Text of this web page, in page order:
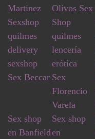
Martinez
Sexshop
Olivos Sex
Shop
quilmes
delivery
sexshop
quilmes
lencería
erótica
Sex Beccar Sex
Florencio
Varela
Sex shop
en Banfield
Sex shop
en